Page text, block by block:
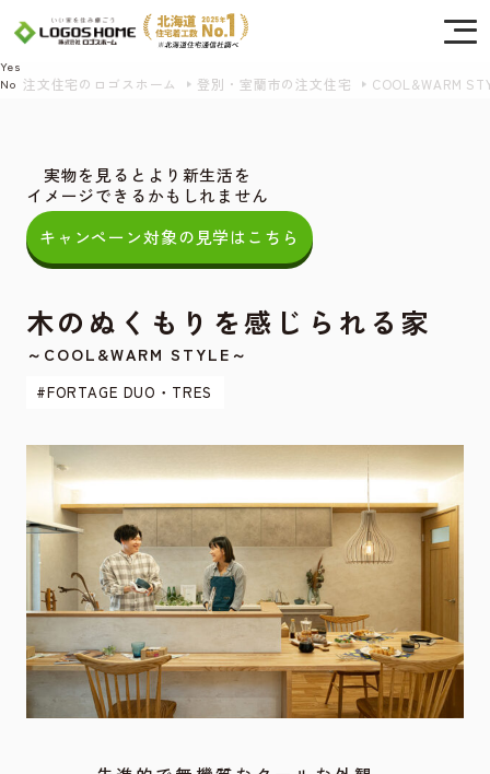
注文住宅のロゴスホーム 登別・室蘭市の注文住宅 COOL&WARM
実物を見るとより新生活を
イメージできるかもしれません
キャンペーン対象の見学はこちら
木のぬくもりを感じられる家
～COOL&WARM STYLE～
#FORTAGE DUO・TRES
Cookie を使用して、お客様の活動を追跡してもよろしいですか? 当社ではお客様の
プライバシーを極めて重視しています。詳細について、およびご質問がある場合
は、当社のプライバシーポリシーをご覧ください。
Yes
No